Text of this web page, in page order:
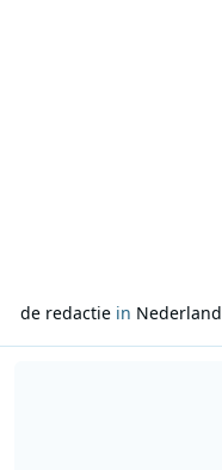
de redactiein Nederland